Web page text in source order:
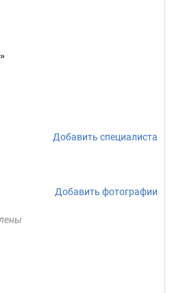
Добавить специалиста
Добавить фотографии